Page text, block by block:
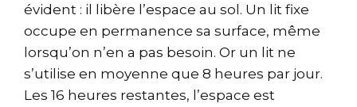
évident : il libère l’espace au sol. Un lit fixe
occupe en permanence sa surface, même
lorsqu’on n’en a pas besoin. Or un lit ne
s’utilise en moyenne que 8 heures par jour.
Les 16 heures restantes, l’espace est